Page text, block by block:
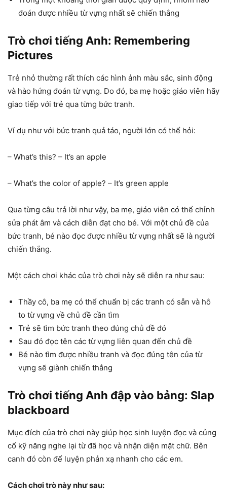
đoán được nhiều từ vựng nhất sẽ chiến thắng
Trò chơi tiếng Anh: Remembering
Pictures
Trẻ nhỏ thường rất thích các hình ảnh màu sắc, sinh động
và hào hứng đoán từ vựng. Do đó, ba mẹ hoặc giáo viên hãy
giao tiếp với trẻ qua từng bức tranh.
Ví dụ như với bức tranh quả táo, người lớn có thể hỏi:
– What’s this? – It’s an apple
– What’s the color of apple? – It’s green apple
Qua từng câu trả lời như vậy, ba mẹ, giáo viên có thể chỉnh
sửa phát âm và cách diễn đạt cho bé. Với một chủ đề của
bức tranh, bé nào đọc được nhiều từ vựng nhất sẽ là người
chiến thắng.
Một cách chơi khác của trò chơi này sẽ diễn ra như sau:
Thầy cô, ba mẹ có thể chuẩn bị các tranh có sẵn và hô
to từ vựng về chủ đề cần tìm
Trẻ sẽ tìm bức tranh theo đúng chủ đề đó
Sau đó đọc tên các từ vựng liên quan đến chủ đề
Bé nào tìm được nhiều tranh và đọc đúng tên của từ
vựng sẽ giành chiến thắng
Trò chơi tiếng Anh đập vào bảng: Slap
blackboard
Mục đích của trò chơi này giúp học sinh luyện đọc và củng
cố kỹ năng nghe lại từ đã học và nhận diện mặt chữ. Bên
canh đó còn để luyện phản xạ nhanh cho các em.
Cách chơi trò này như sau: